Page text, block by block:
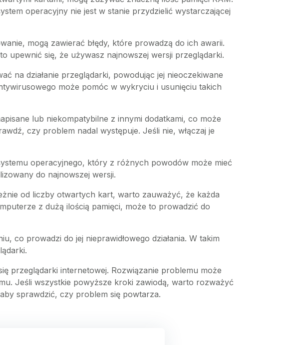
operacyjny nie jest w stanie przydzielić wystarczającej
mogą zawierać błędy, które prowadzą do ich awarii.
upewnić się, że używasz najnowszej wersji przeglądarki.
na działanie przeglądarki, powodując jej nieoczekiwane
może pomóc w wykryciu i usunięciu takich
lub niekompatybilne z innymi dodatkami, co może
czy problem nadal występuje. Jeśli nie, włączaj je
operacyjnego, który z różnych powodów może mieć
do najnowszej wersji.
od liczby otwartych kart, warto zauważyć, że każda
z dużą ilością pamięci, może to prowadzić do
co prowadzi do jej nieprawidłowego działania. W takim
przeglądarki internetowej. Rozwiązanie problemu może
Jeśli wszystkie powyższe kroki zawiodą, warto rozważyć
sprawdzić, czy problem się powtarza.